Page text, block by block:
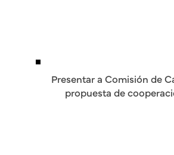
Presentar a Comisión de
propuesta de